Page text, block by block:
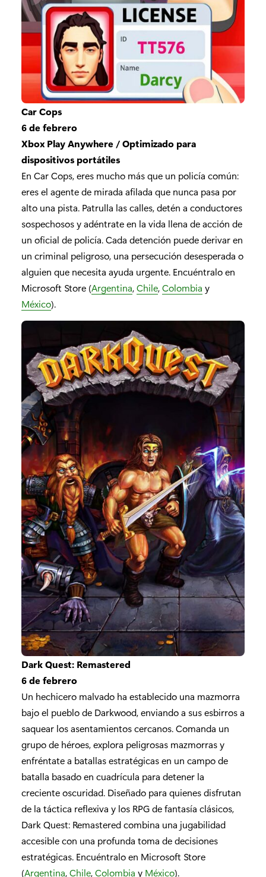
Car Cops
6 de febrero
Xbox Play Anywhere / Optimizado para
dispositivos portátiles
En Car Cops, eres mucho más que un policía común:
eres el agente de mirada afilada que nunca pasa por
alto una pista. Patrulla las calles, detén a conductores
sospechosos y adéntrate en la vida llena de acción de
un oficial de policía. Cada detención puede derivar en
un criminal peligroso, una persecución desesperada o
alguien que necesita ayuda urgente. Encuéntralo en
Microsoft Store (Argentina,Chile,Colombia y
México).
Dark Quest: Remastered
6 de febrero
Un hechicero malvado ha establecido una mazmorra
bajo el pueblo de Darkwood, enviando a sus esbirros a
saquear los asentamientos cercanos. Comanda un
grupo de héroes, explora peligrosas mazmorras y
enfréntate a batallas estratégicas en un campo de
batalla basado en cuadrícula para detener la
creciente oscuridad. Diseñado para quienes disfrutan
de la táctica reflexiva y los RPG de fantasía clásicos,
Dark Quest: Remastered combina una jugabilidad
accesible con una profunda toma de decisiones
estratégicas. Encuéntralo en Microsoft Store
(Argentina,Chile,Colombia y México).